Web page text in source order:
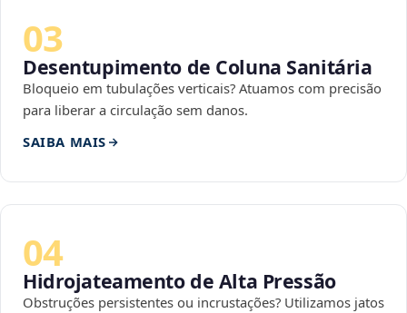
03
Desentupimento de Coluna Sanitária
Bloqueio em tubulações verticais? Atuamos com precisão
para liberar a circulação sem danos.
SAIBA MAIS
04
Hidrojateamento de Alta Pressão
Obstruções persistentes ou incrustações? Utilizamos jatos